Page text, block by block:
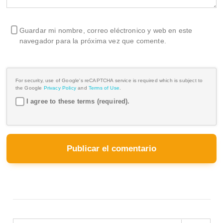
Guardar mi nombre, correo eléctronico y web en este
navegador para la próxima vez que comente.
For security, use of Google's reCAPTCHA service is required which is subject to
the Google Privacy Policy and Terms of Use
I agree to these terms (required).